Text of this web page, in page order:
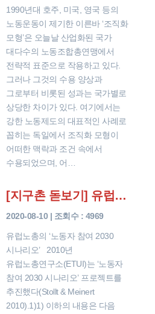
1990년대 호주, 미국, 영국 등의
노동운동이 제기한 이른바 ‘조직화
모형’은 오늘날 산업화된 국가
대다수의 노동조합총연맹에서
전략적 표준으로 작용하고 있다.
그러나 그것의 수용 양상과
그로부터 비롯된 성과는 국가별로
상당한 차이가 있다. 여기에서는
강한 노동제도의 대표적인 사례로
꼽히는 독일에서 조직화 모형이
어떠한 맥락과 조건 속에서
수용되었으며, 어…
[지구촌 돋보기] 유럽노총의 ‘노동자 참여 2030 시나리오’
2020-08-10 | 조회수 : 4969
유럽노총의 ‘노동자 참여 2030
시나리오’ 2010년
유럽노총연구소(ETUI)는 ‘노동자
참여 2030 시나리오’ 프로젝트를
추진했다(Stollt & Meinert
2010).1)1) 이하의 내용은 다음